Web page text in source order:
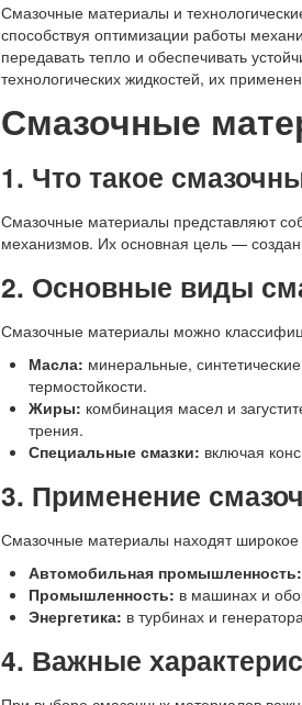
Смазочные материалы и
способствуя оптимизации работы
передавать тепло и обеспечивать
технологических жидкостей, их
Смазочные
1. Что такое
Смазочные материалы представляют
механизмов. Их основная цель —
2. Основные виды
Смазочные материалы можно
Масла: минеральные,
термостойкости.
Жиры: комбинация масел и
трения.
Специальные смазки: включая
3. Применение
Смазочные материалы находят
Автомобильная промышленность:
Промышленность: в машинах и
Энергетика: в турбинах и
4. Важные